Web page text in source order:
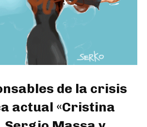
de la crisis
actual «Cristina